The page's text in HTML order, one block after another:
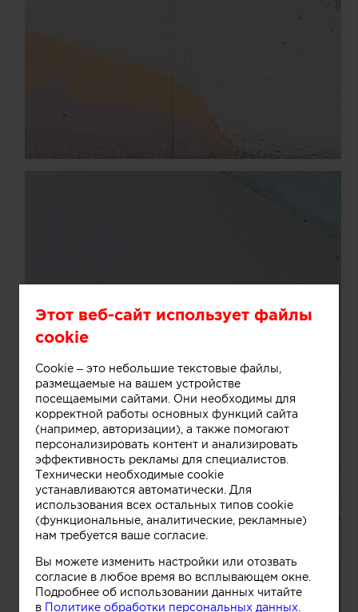
Этот веб-сайт использует файлы
cookie
Cookie – это небольшие текстовые файлы,
размещаемые на вашем устройстве
посещаемыми сайтами. Они необходимы для
корректной работы основных функций сайта
(например, авторизации), а также помогают
персонализировать контент и анализировать
эффективность рекламы для специалистов.
Технически необходимые cookie
устанавливаются автоматически. Для
использования всех остальных типов cookie
(функциональные, аналитические, рекламные)
нам требуется ваше согласие.
Вы можете изменить настройки или отозвать
согласие в любое время во всплывающем окне.
Подробнее об использовании данных читайте
в Политике обработки персональных данных.